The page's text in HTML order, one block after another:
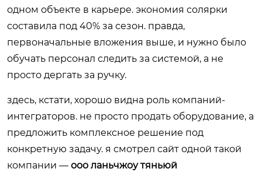
одном объекте в карьере. экономия солярки
составила под 40% за сезон. правда,
первоначальные вложения выше, и нужно было
обучать персонал следить за системой, а не
просто дергать за ручку.
здесь, кстати, хорошо видна роль компаний-
интеграторов. не просто продать оборудование, а
предложить комплексное решение под
конкретную задачу. я смотрел сайт одной такой
компании — ооо ланьчжоу тяньюй